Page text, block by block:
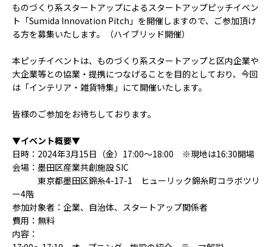
MEMBER
パートナー
メンター
EVENT
REPORT
プロジェクト・
活動紹介
ACCESS
ものづくり系スタートアップによるスタートアップピッチイベン
ト「Sumida Innovation Pitch」を開催しますので、ご参加頂け
る方を募集いたします。（ハイブリッド開催）
本ピッチイベントは、ものづくり系スタートアップと区内企業や
大企業等との協業・提携につなげることを目的としており、今回
は「インテリア・雑貨特集」にて開催いたします。
皆様のご参加をお待ちしております。
▼イベント概要▼
日時：2024年3月15日（金）17:00～18:00 ※現地は16:30開場
会場：墨田区産業共創施設 SIC
東京都墨田区錦糸4-17-1 ヒューリック錦糸町コラボツリ
ー4階
参加対象者：企業、自治体、スタートアップ関係者
費用：無料
内容：